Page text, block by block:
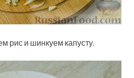
рис и шинкуем капусту.